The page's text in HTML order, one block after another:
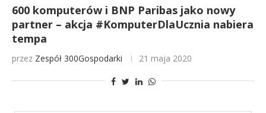
600 komputerów i BNP Paribas jako nowy
partner – akcja #KomputerDlaUcznia nabiera
tempa
przez Zespół 300Gospodarki 21 maja 2020